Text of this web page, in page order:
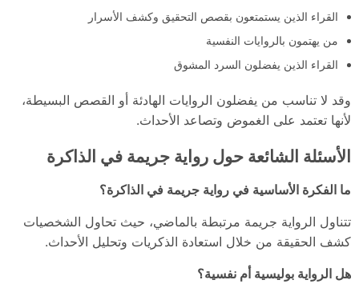
القراء الذين يستمتعون بقصص التحقيق وكشف الأسرار
من يهتمون بالروايات النفسية
القراء الذين يفضلون السرد المشوق
وقد لا تناسب من يفضلون الروايات الهادئة أو القصص البسيطة،
لأنها تعتمد على الغموض وتصاعد الأحداث.
الأسئلة الشائعة حول رواية جريمة في الذاكرة
ما الفكرة الأساسية في رواية جريمة في الذاكرة؟
تتناول الرواية جريمة مرتبطة بالماضي، حيث تحاول الشخصيات
كشف الحقيقة من خلال استعادة الذكريات وتحليل الأحداث.
هل الرواية بوليسية أم نفسية؟